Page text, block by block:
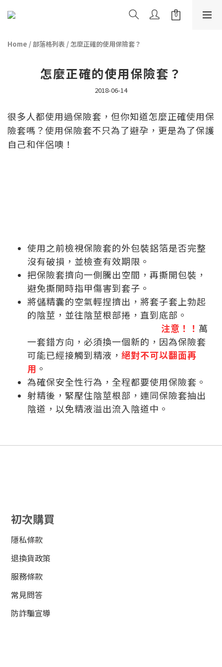
Home / 部落格列表 /怎麼正確的使用保險套？
怎麼正確的使用保險套？
2018-06-14
很多人都使用過保險套，但你知道怎麼正確使用保
險套嗎？使用保險套不只為了避孕，更是為了保護
自己和伴侶噢！
使用之前檢視保險套的外包裝鋁箔是否完整
沒有破損，並檢查有效期限。​
把保險套擠向一側騰出空間，再撕開包裝，
避免撕開時指甲傷害到套子。
將儲精囊的空氣輕捏擠出， 將套子套上勃起
的陰莖，並往陰莖根部捲，直到底部。
注意 ！！ 萬
一套錯方向，必須換一個新的，因為保險套
可能已經接觸到精液， 絕對不可以翻面再
用 。
為確保安全性行為，全程都要使用保險套。
射精後，緊壓住陰莖根部，連同保險套抽出
陰道，以免精液溢出流入陰道中。
初次購買
隱私條款
退換貨政策
服務條款
常見問答
防詐騙宣導